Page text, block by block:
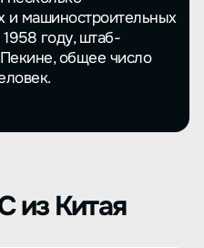
и машиностроительных
году, штаб-
общее число
из Китая